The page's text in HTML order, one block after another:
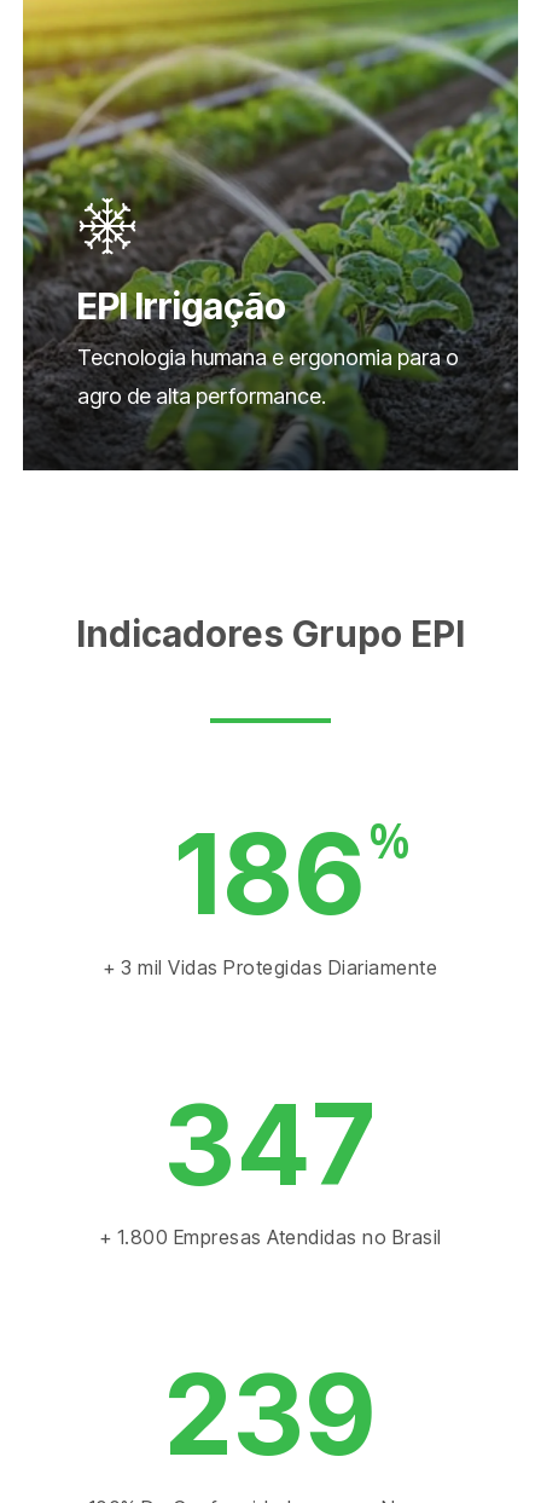
EPI Irrigação
Tecnologia humana e ergonomia para o
agro de alta performance.
Indicadores Grupo EPI
186%
+ 3 mil Vidas Protegidas Diariamente
347
+ 1.800 Empresas Atendidas no Brasil
239